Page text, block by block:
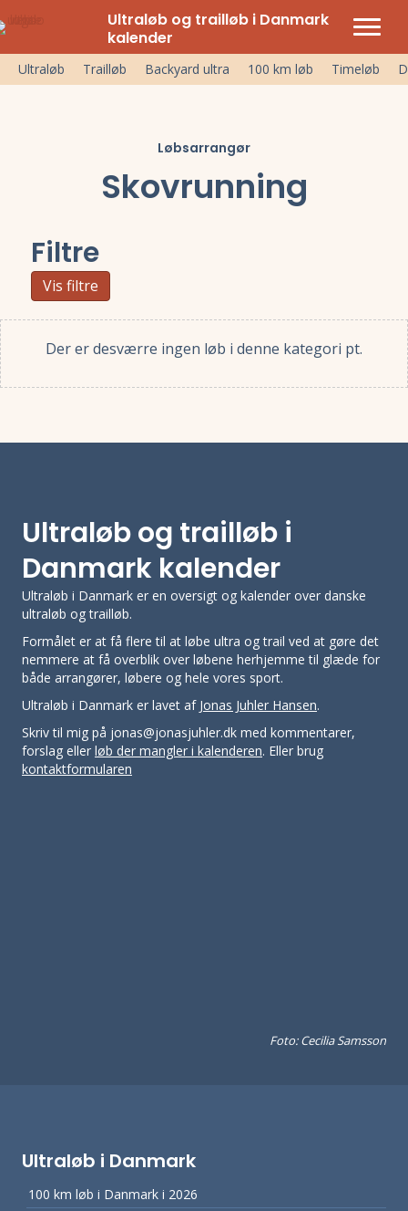
Ultraløb og trailløb i Danmark
kalender
Ultraløb Trailløb Backyard ultra 100 km løb Timeløb
Løbsarrangør
Skovrunning
Filtre
Vis filtre
Der er desværre ingen løb i denne kategori pt.
Ultraløb og trailløb i
Danmark kalender
Ultraløb i Danmark er en oversigt og kalender over danske
ultraløb og trailløb.
Formålet er at få flere til at løbe ultra og trail ved at gøre det
nemmere at få overblik over løbene herhjemme til glæde for
både arrangører, løbere og hele vores sport.
Ultraløb i Danmark er lavet af Jonas Juhler Hansen.
Skriv til mig på jonas@jonasjuhler.dk med kommentarer,
forslag eller løb der mangler i kalenderen. Eller brug
kontaktformularen
Foto: Cecilia Samsson
Ultraløb i Danmark
100 km løb i Danmark i 2026